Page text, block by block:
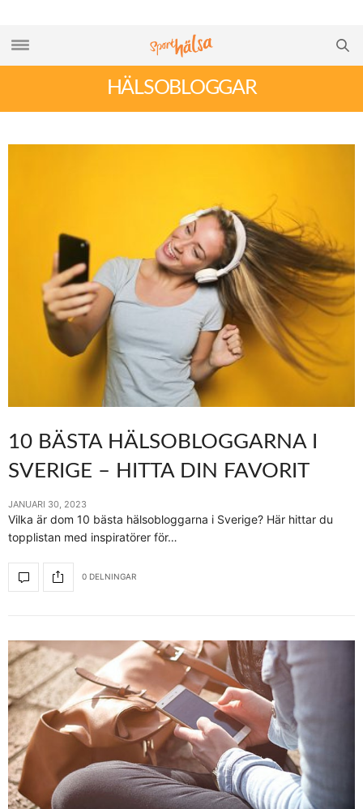
HÄLSOBLOGGAR
10 BÄSTA HÄLSOBLOGGARNA I
SVERIGE – HITTA DIN FAVORIT
JANUARI 30, 2023
Vilka är dom 10 bästa hälsobloggarna i Sverige? Här hittar du
topplistan med inspiratörer för…
0 DELNINGAR